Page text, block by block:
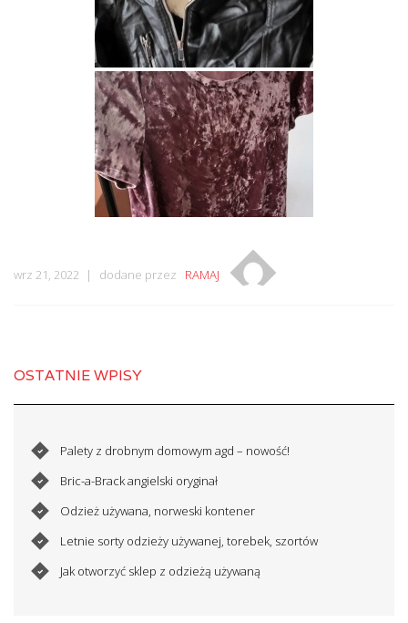
wrz 21, 2022 dodane przez RAMAJ
OSTATNIE WPISY
Palety z drobnym domowym agd – nowość!
Bric-a-Brack angielski oryginał
Odzież używana, norweski kontener
Letnie sorty odzieży używanej, torebek, szortów
Jak otworzyć sklep z odzieżą używaną